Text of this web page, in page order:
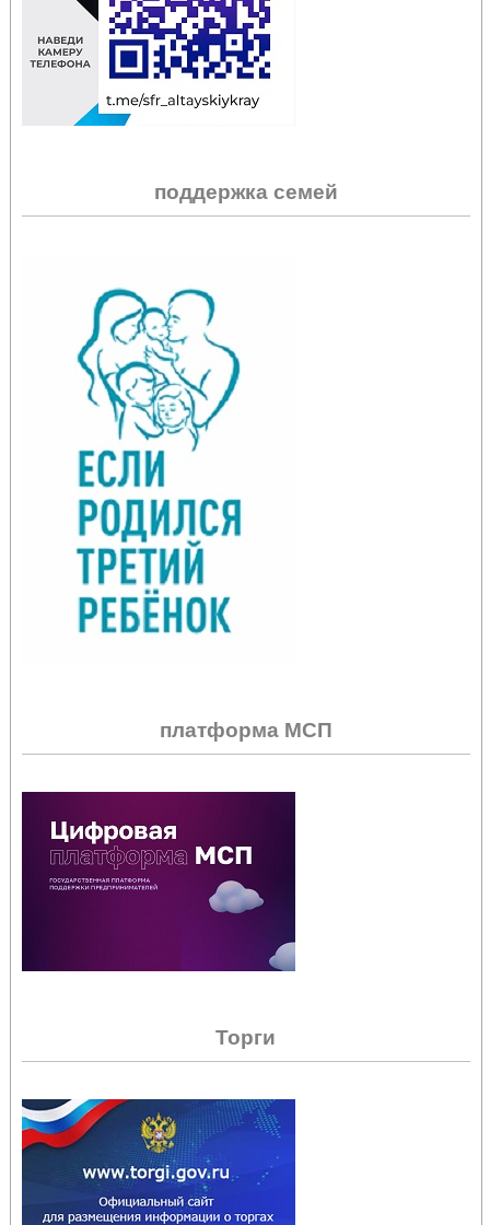
поддержка семей
платформа МСП
Торги